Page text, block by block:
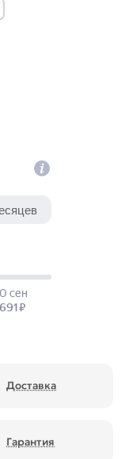
Доставка
Гарантия